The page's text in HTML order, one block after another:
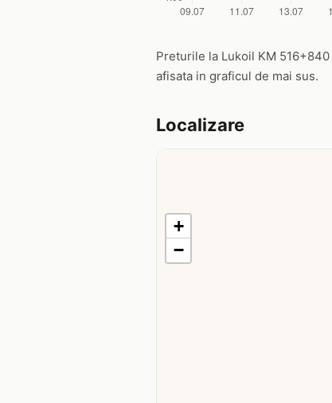
Preturile la Lukoil KM
afisata in graficul de mai sus.
Localizare
+
−